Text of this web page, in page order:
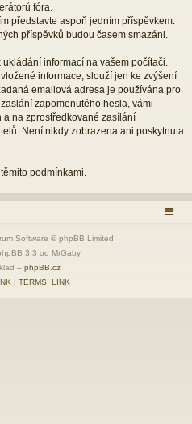
fóra.
představte aspoň jedním příspěvkem.
příspěvků budou časem smazáni.
informací na vašem počítači.
informace, slouží jen ke zvýšení
emailová adresa je používána pro
zapomenutého hesla, vámi
na zprostředkované zasílání
Není nikdy zobrazena ani poskytnuta
podmínkami.
Software © phpBB Limited
3.3 od MrGaby
– phpBB.cz
| TERMS_LINK